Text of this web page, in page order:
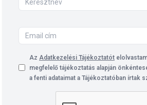
Az Adatkezelési Tájékoztatót
megfelelő tájékoztatás alapján
a fenti adataimat a Tájékoztatóban írtak